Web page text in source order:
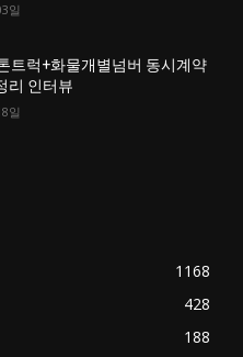
일
트럭+화물개별넘버 동시계약
리 인터뷰
일
1168
428
188